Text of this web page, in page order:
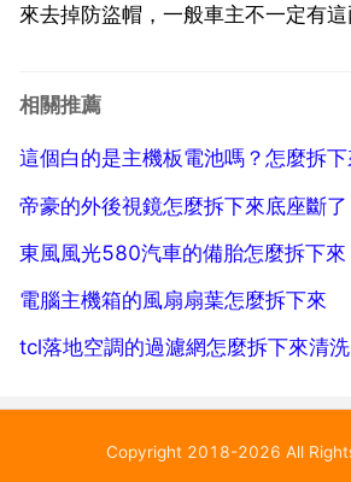
來去掉防盜帽，一般車主不一定有
絲刀 一把十字螺絲刀和一把老虎鉗
相關推薦
這個白的是主機板電池嗎？怎麼拆下
帝豪的外後視鏡怎麼拆下來底座斷了
東風風光580汽車的備胎怎麼拆下來
電腦主機箱的風扇扇葉怎麼拆下來
tcl落地空調的過濾網怎麼拆下來清洗
Copyright 2018-2026 All